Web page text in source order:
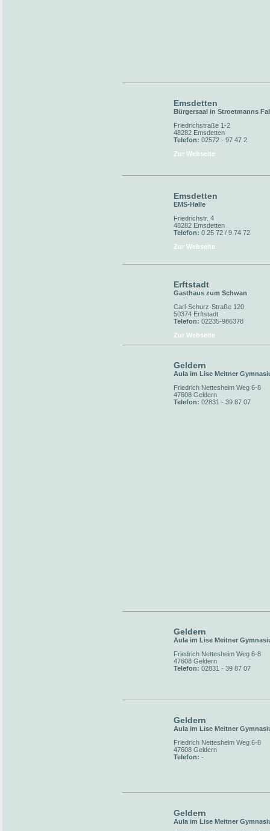
Emsdetten
Bürgersaal in Stroetmanns
Friedrichstraße 1-2
48282 Emsdetten
Telefon: 02572 - 97 47 2
Zur Webseite
Emsdetten
EMS-Halle
Friedrichstr. 4
48282 Emsdetten
Telefon: 0 25 72 / 9 74 72
Zur Webseite
Erftstadt
Gasthaus zum Schwan
Carl-Schurz-Straße 120
50374 Erftstadt
Telefon: 02235-986378
Zur Webseite
Geldern
Aula im Lise Meitner
Friedrich Nettesheim Weg 6-8
47608 Geldern
Telefon: 02831 - 39 87 07
Geldern
Aula im Lise Meitner
Friedrich Nettesheim Weg 6-8
47608 Geldern
Telefon: 02831 - 39 87 07
Geldern
Aula im Lise Meitner
Friedrich Nettesheim Weg 6-8
47608 Geldern
Telefon: -
Geldern
Aula im Lise Meitner